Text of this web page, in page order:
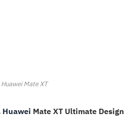
Huawei Mate XT
Huawei Mate XT Ultimate Design